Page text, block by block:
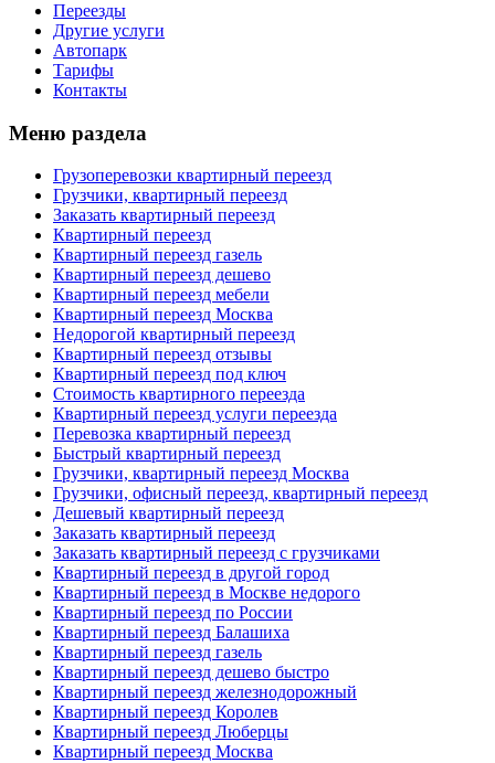
Переезды
Другие услуги
Автопарк
Тарифы
Контакты
Меню раздела
Грузоперевозки квартирный переезд
Грузчики, квартирный переезд
Заказать квартирный переезд
Квартирный переезд
Квартирный переезд газель
Квартирный переезд дешево
Квартирный переезд мебели
Квартирный переезд Москва
Недорогой квартирный переезд
Квартирный переезд отзывы
Квартирный переезд под ключ
Стоимость квартирного переезда
Квартирный переезд услуги переезда
Перевозка квартирный переезд
Быстрый квартирный переезд
Грузчики, квартирный переезд Москва
Грузчики, офисный переезд, квартирный переезд
Дешевый квартирный переезд
Заказать квартирный переезд
Заказать квартирный переезд с грузчиками
Квартирный переезд в другой город
Квартирный переезд в Москве недорого
Квартирный переезд по России
Квартирный переезд Балашиха
Квартирный переезд газель
Квартирный переезд дешево быстро
Квартирный переезд железнодорожный
Квартирный переезд Королев
Квартирный переезд Люберцы
Квартирный переезд Москва